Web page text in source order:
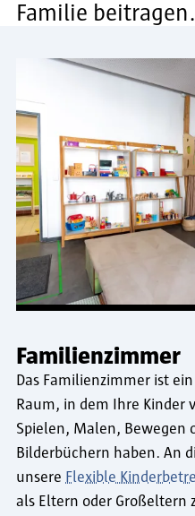
Familie beitragen.
Familienzimmer
Das Familienzimmer ist
Raum, in dem Ihre
Spielen, Malen, Bewegen
Bilderbüchern haben. An
unsere Flexible
als Eltern oder Großeltern